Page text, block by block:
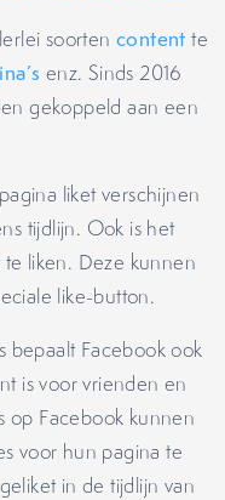
soortencontent te
enz. Sinds 2016
gekoppeld aan een
liket verschijnen
tijdlijn. Ook is het
te liken. Deze kunnen
like-button.
bepaalt Facebook ook
is voor vrienden en
op Facebook kunnen
voor hun pagina te
in de tijdlijn van